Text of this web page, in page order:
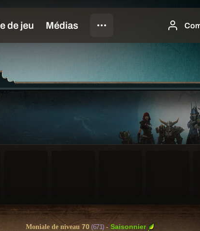
Moniale de niveau 70 (671) - Saisonnier